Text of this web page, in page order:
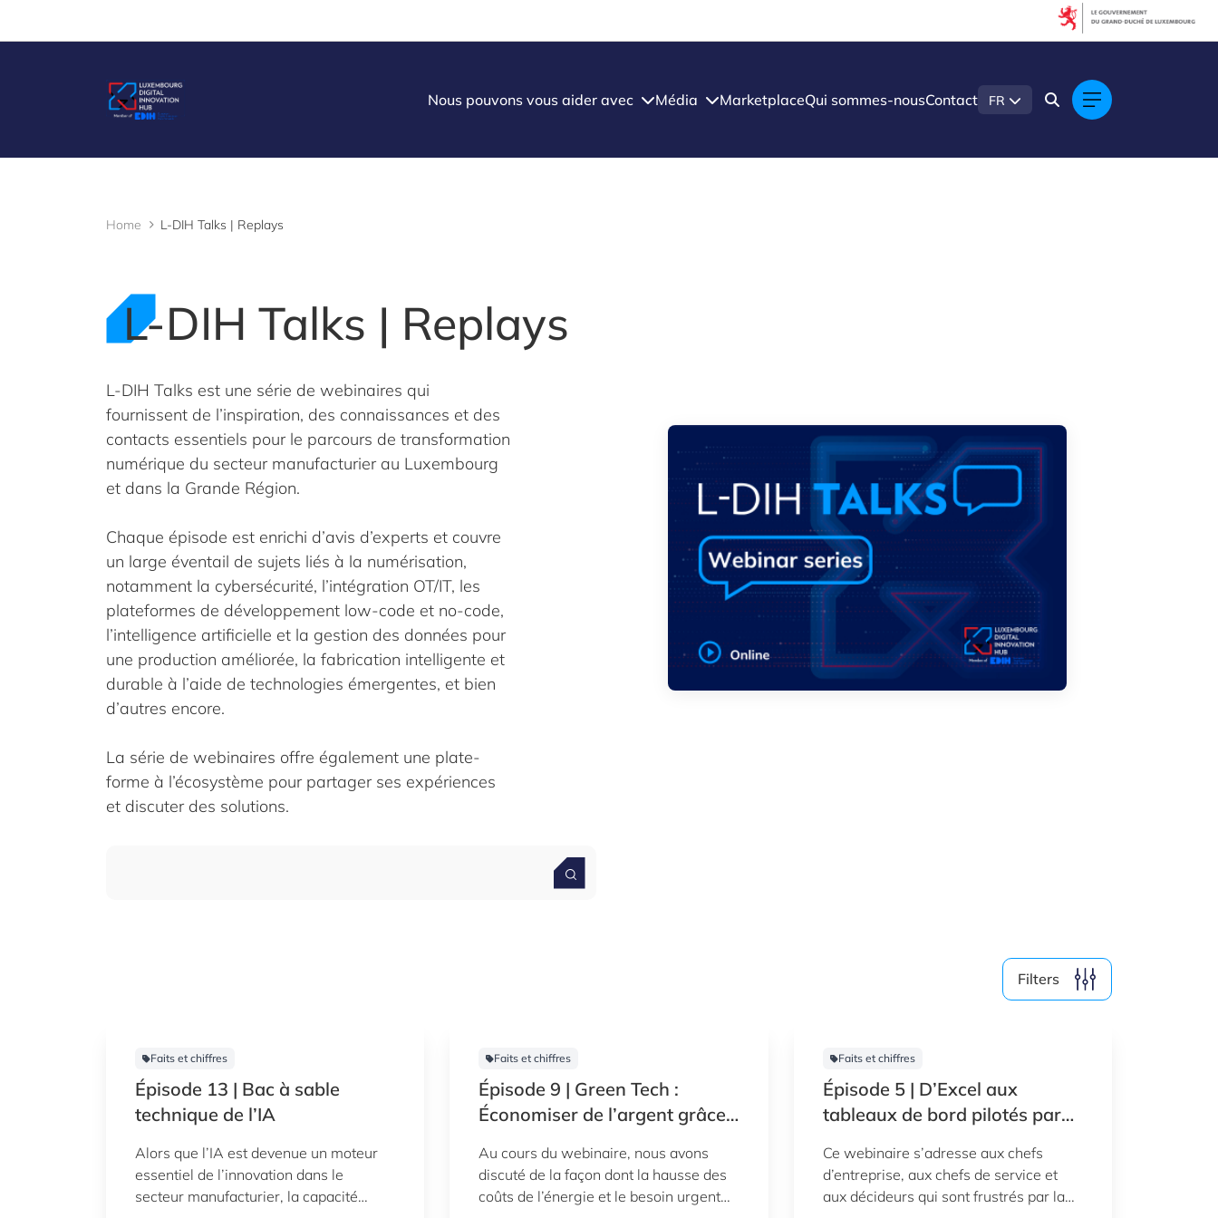
Nous pouvons vous aider avec Média MarketplaceQui sommes-nousContact FR
Home L-DIH Talks | Replays
L-DIH Talks | Replays
L-DIH Talks est une série de webinaires qui
fournissent de l’inspiration, des connaissances et des
contacts essentiels pour le parcours de transformation
numérique du secteur manufacturier au Luxembourg
et dans la Grande Région.
Chaque épisode est enrichi d’avis d’experts et couvre
un large éventail de sujets liés à la numérisation,
notamment la cybersécurité, l’intégration OT/IT, les
plateformes de développement low-code et no-code,
l’intelligence artificielle et la gestion des données pour
une production améliorée, la fabrication intelligente et
durable à l’aide de technologies émergentes, et bien
d’autres encore.
La série de webinaires offre également une plate-
forme à l’écosystème pour partager ses expériences
et discuter des solutions.
Filters
Filters
Filter by subtype
Connaissance (1)
Média (1)
Filter by year
2025
2024
Faits et chiffres
Épisode 13 | Bac à sable
technique de l’IA
Alors que l’IA est devenue un moteur
essentiel de l’innovation dans le
secteur manufacturier, la capacité
Faits et chiffres
Épisode 9 | Green Tech :
Économiser de l’argent grâce
des systèmes électriques
assistée par l’IA
Au cours du webinaire, nous avons
discuté de la façon dont la hausse des
coûts de l’énergie et le besoin urgent
Faits et chiffres
Épisode 5 | D’Excel aux
tableaux de bord pilotés par
étape par étape
Ce webinaire s’adresse aux chefs
d’entreprise, aux chefs de service et
aux décideurs qui sont frustrés par la